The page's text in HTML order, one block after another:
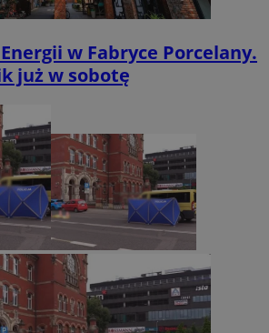
w Fabryce Porcelany.
już w sobotę